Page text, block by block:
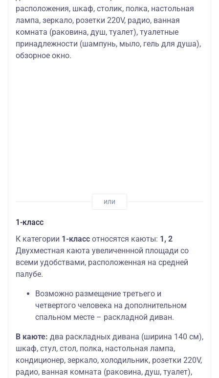
расположения, шкаф, столик, полка, настольная
лампа, зеркало, розетки 220V, радио, ванная
комната (раковина, душ, туалет), туалетные
принадлежности (шампунь, мыло, гель для душа),
обзорное окно.
1-класс
К категории 1-класс относятся каюты: 1, 2
Двухместная каюта увеличеннной площади со
всеми удобствами, расположенная на средней
палубе.
Возможно размещение третьего и
четвертого человека на дополнительном
спальном месте – раскладной диван.
В каюте: два раскладных дивана (ширина 140 см),
шкаф, стул, стол, полка, настольная лампа,
кондиционер, зеркало, холодильник, розетки 220V,
радио, ванная комната (раковина, душ, туалет),